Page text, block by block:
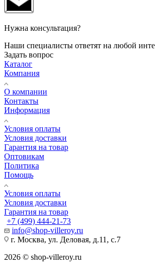
Нужна консультация?
Наши специалисты ответят на любой
Задать вопрос
Каталог
Компания
О компании
Контакты
Информация
Условия оплаты
Условия доставки
Гарантия на товар
Оптовикам
Политика
Помощь
Условия оплаты
Условия доставки
Гарантия на товар
+7 (499) 444-21-73
info@shop-villeroy.ru
г. Москва, ул. Деловая, д.11, с.7
2026 © shop-villeroy.ru